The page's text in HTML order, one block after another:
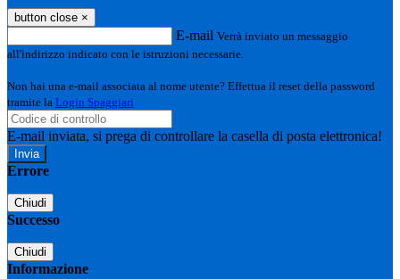
button close ×
E-mail Verrà inviato un messaggio
all'indirizzo indicato con le istruzioni necessarie.
Non hai una e-mail associata al nome utente? Effettua il reset della password
tramite la Login Spaggiari
E-mail inviata, si prega di controllare la casella di posta elettronica!
Errore
Chiudi
Successo
Chiudi
Informazione